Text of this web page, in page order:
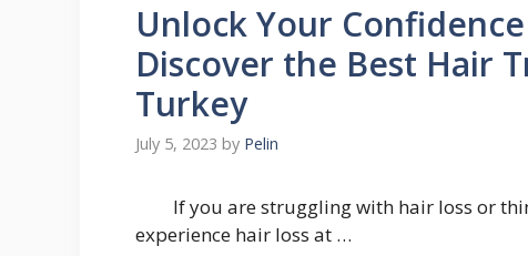
Unlock Your
Discover the Best Hair
Turkey
July 5, 2023 by Pelin
If you are struggling with hair loss or
experience hair loss at …